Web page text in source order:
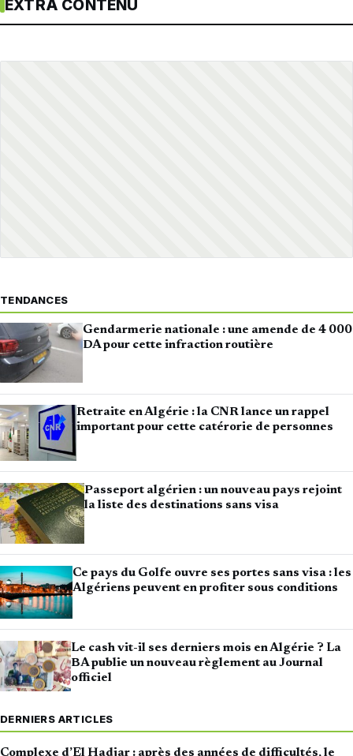
EXTRA CONTENU
TENDANCES
Gendarmerie nationale : une amende de 4 000
DA pour cette infraction routière
Retraite en Algérie : la CNR lance un rappel
important pour cette catérorie de personnes
Passeport algérien : un nouveau pays rejoint
la liste des destinations sans visa
Ce pays du Golfe ouvre ses portes sans visa : les
Algériens peuvent en profiter sous conditions
Le cash vit-il ses derniers mois en Algérie ? La
BA publie un nouveau règlement au Journal
officiel
DERNIERS ARTICLES
Complexe d’El Hadjar : après des années de difficultés, le